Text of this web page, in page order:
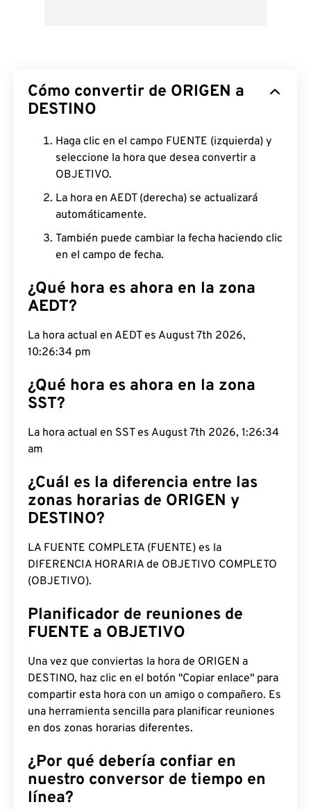
Cómo convertir de ORIGEN a
DESTINO
Haga clic en el campo FUENTE (izquierda) y
seleccione la hora que desea convertir a
OBJETIVO.
La hora en AEDT (derecha) se actualizará
automáticamente.
También puede cambiar la fecha haciendo clic
en el campo de fecha.
¿Qué hora es ahora en la zona
AEDT?
La hora actual en AEDT es August 7th 2026,
10:26:35 pm
¿Qué hora es ahora en la zona
SST?
La hora actual en SST es August 7th 2026, 1:26:35
am
¿Cuál es la diferencia entre las
zonas horarias de ORIGEN y
DESTINO?
LA FUENTE COMPLETA (FUENTE) es la
DIFERENCIA HORARIA de OBJETIVO COMPLETO
(OBJETIVO).
Planificador de reuniones de
FUENTE a OBJETIVO
Una vez que conviertas la hora de ORIGEN a
DESTINO, haz clic en el botón "Copiar enlace" para
compartir esta hora con un amigo o compañero. Es
una herramienta sencilla para planificar reuniones
en dos zonas horarias diferentes.
¿Por qué debería confiar en
nuestro conversor de tiempo en
línea?